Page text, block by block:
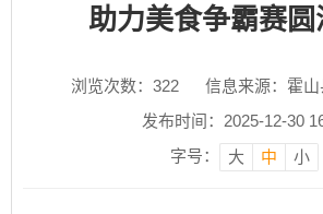
助力美食争霸赛
浏览次数： 322
信息来源：霍
发布时间：2025-12-30
字号：
大 中 小